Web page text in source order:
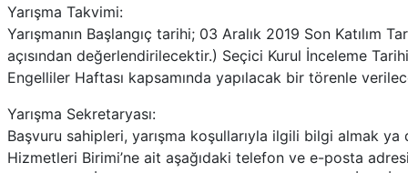
Yarışma Takvimi:
Yarışmanın Başlangıç tarihi; 03 Aralık 2019 Son
açısından değerlendirilecektir.) Seçici Kurul İnceleme
Engelliler Haftası kapsamında yapılacak bir törenle
Yarışma Sekretaryası:
Başvuru sahipleri, yarışma koşullarıyla ilgili bilgi almak
Hizmetleri Birimi’ne ait aşağıdaki telefon ve e-posta